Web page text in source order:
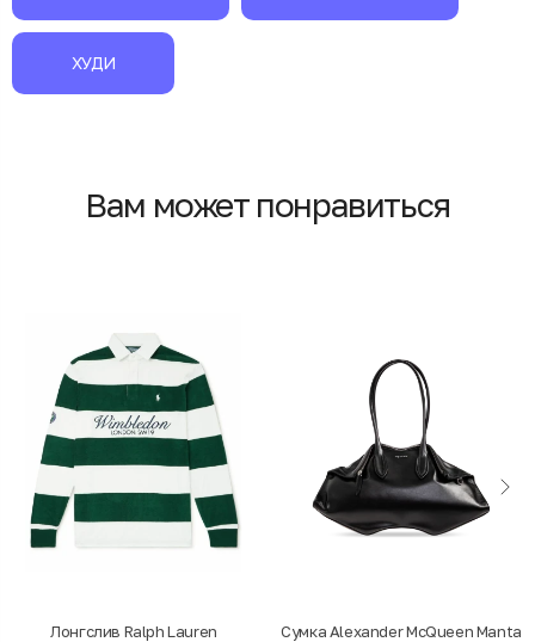
ХУДИ
Вам может понравиться
Лонгслив Ralph Lauren Cумка Alexander McQueen Manta